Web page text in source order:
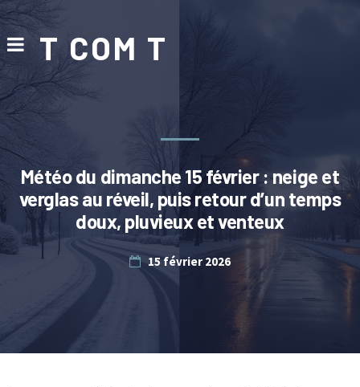
T COM T
Météo du dimanche 15 février : neige et
verglas au réveil, puis retour d’un temps
doux, pluvieux et venteux
15 février 2026